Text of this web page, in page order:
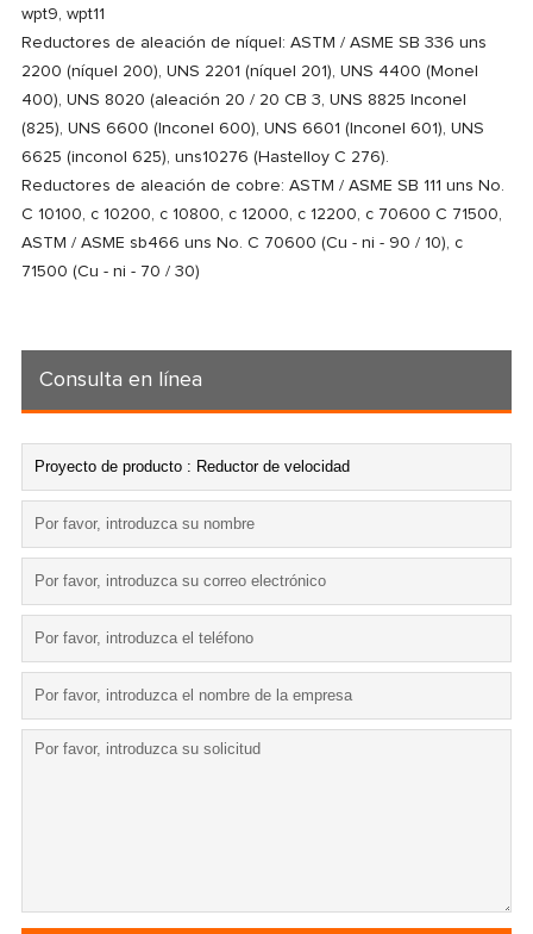
wpt9, wpt11
Reductores de aleación de níquel: ASTM / ASME SB 336 uns
2200 (níquel 200), UNS 2201 (níquel 201), UNS 4400 (Monel
400), UNS 8020 (aleación 20 / 20 CB 3, UNS 8825 Inconel
(825), UNS 6600 (Inconel 600), UNS 6601 (Inconel 601), UNS
6625 (inconol 625), uns10276 (Hastelloy C 276).
Reductores de aleación de cobre: ASTM / ASME SB 111 uns No.
C 10100, c 10200, c 10800, c 12000, c 12200, c 70600 C 71500,
ASTM / ASME sb466 uns No. C 70600 (Cu - ni - 90 / 10), c
71500 (Cu - ni - 70 / 30)
Consulta en línea